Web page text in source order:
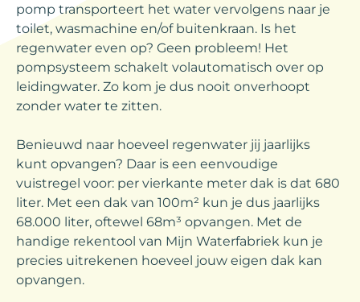
pomp transporteert het water vervolgens naar je
toilet, wasmachine en/of buitenkraan. Is het
regenwater even op? Geen probleem! Het
pompsysteem schakelt volautomatisch over op
leidingwater. Zo kom je dus nooit onverhoopt
zonder water te zitten.
Benieuwd naar hoeveel regenwater jij jaarlijks
kunt opvangen? Daar is een eenvoudige
vuistregel voor: per vierkante meter dak is dat 680
liter. Met een dak van 100m² kun je dus jaarlijks
68.000 liter, oftewel 68m³ opvangen. Met de
handige rekentool van Mijn Waterfabriek kun je
precies uitrekenen hoeveel jouw eigen dak kan
opvangen.